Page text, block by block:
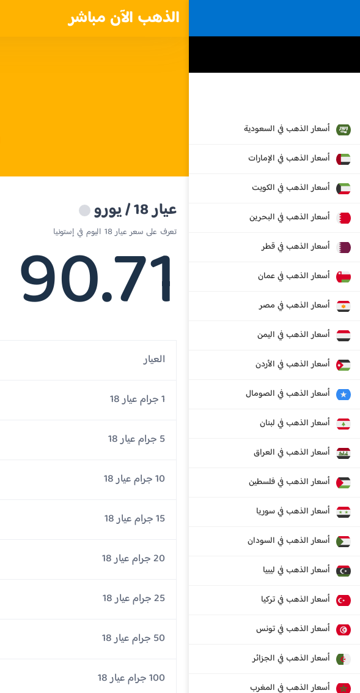
الذهب الآن مباشر
أسعار الذهب في السعودية
أسعار الذهب في الإمارات
أسعار الذهب في الكويت
أسعار الذهب في البحرين
أسعار الذهب في قطر
أسعار الذهب في عمان
أسعار الذهب في مصر
أسعار الذهب في اليمن
أسعار الذهب في الأردن
أسعار الذهب في الصومال
أسعار الذهب في لبنان
أسعار الذهب في العراق
أسعار الذهب في فلسطين
أسعار الذهب في سوريا
أسعار الذهب في السودان
أسعار الذهب في ليبيا
أسعار الذهب في تركيا
أسعار الذهب في تونس
أسعار الذهب في الجزائر
أسعار الذهب في المغرب
عيار 18 / يورو
تعرف على سعر عيار 18 اليوم في إستونيا
90.71
العيار
1 جرام عيار 18
5 جرام عيار 18
10 جرام عيار 18
15 جرام عيار 18
20 جرام عيار 18
25 جرام عيار 18
50 جرام عيار 18
100 جرام عيار 18